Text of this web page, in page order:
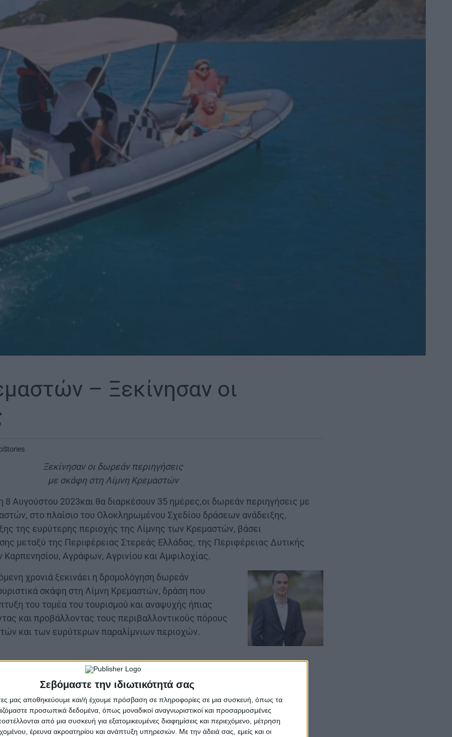
Σεβόμαστε την ιδιωτικότητά σας
μας αποθηκεύουμε και/ή έχουμε πρόσβαση σε πληροφορίες σε μια συσκευή, όπως τα
προσωπικά δεδομένα, όπως μοναδικοί αναγνωριστικοί και προσαρμοσμένες
από μια συσκευή για εξατομικευμένες διαφημίσεις και περιεχόμενο, μέτρηση
έρευνα ακροατηρίου και ανάπτυξη υπηρεσιών. Με την άδειά σας, εμείς και οι
– Ξεκίνησαν οι
Ξεκίνησαν οι δωρεάν περιηγήσεις
με σκάφη στη Λίμνη Κρεμαστών
8 Αυγούστου 2023και θα διαρκέσουν 35 ημέρες,οι δωρεάν περιηγήσεις με
στο πλαίσιο του Ολοκληρωμένου Σχεδίου δράσεων ανάδειξης,
της ευρύτερης περιοχής της Λίμνης των Κρεμαστών, βάσει
μεταξύ της Περιφέρειας Στερεάς Ελλάδας, της Περιφέρειας Δυτικής
Αγράφων, Αγρινίου και Αμφιλοχίας.
χρονιά ξεκινάει η δρομολόγηση δωρεάν
σκάφη στη Λίμνη Κρεμαστών, δράση που
του τομέα του τουρισμού και αναψυχής ήπιας
και προβάλλοντας τους περιβαλλοντικούς πόρους
και των ευρύτερων παραλίμνιων περιοχών.